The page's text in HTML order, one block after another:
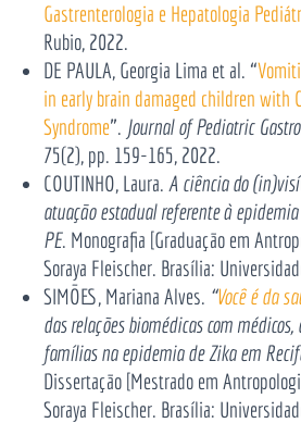
Gastrenterologia e Hepatologia
Rubio, 2022.
DE PAULA, Georgia Lima et al. “
in early brain damaged children with
Syndrome”. Journal of Pediatric
75(2), pp. 159-165, 2022.
COUTINHO, Laura. A ciência do
atuação estadual referente à
PE. Monografia [Graduação em
Soraya Fleischer. Brasília:
SIMÕES, Mariana Alves. “Você é da
das relações biomédicas com
famílias na epidemia de Zika em
Dissertação [Mestrado em
Soraya Fleischer. Brasília: